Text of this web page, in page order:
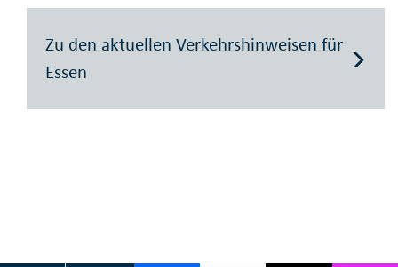
Zu den aktuellen Verkehrshinweisen für
Essen